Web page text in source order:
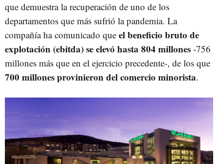
que demuestra la recuperación de uno de los
departamentos que más sufrió la pandemia. La
compañía ha comunicado que el beneficio bruto de
explotación (ebitda) se elevó hasta 804 millones -756
millones más que en el ejercicio precedente-, de los que
700 millones provinieron del comercio minorista.